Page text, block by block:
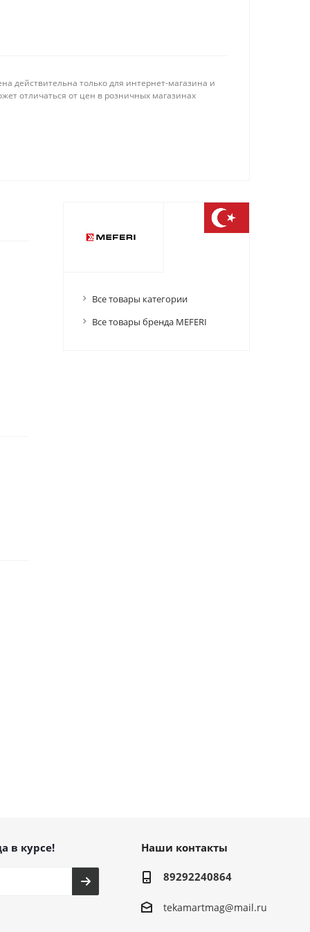
действительна только для интернет-магазина и
отличаться от цен в розничных магазинах
Все товары категории
Все товары бренда MEFERI
в курсе! Наши контакты
89292240864
tekamartmag@mail.ru